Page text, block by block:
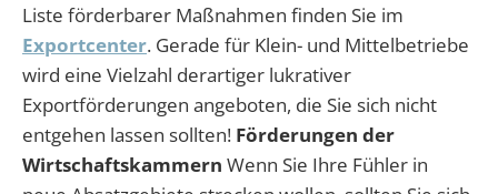
Liste förderbarer Maßnahmen finden Sie im
Exportcenter. Gerade für Klein- und Mittelbetriebe
wird eine Vielzahl derartiger lukrativer
Exportförderungen angeboten, die Sie sich nicht
entgehen lassen sollten! Förderungen der
Wirtschaftskammern Wenn Sie Ihre Fühler in